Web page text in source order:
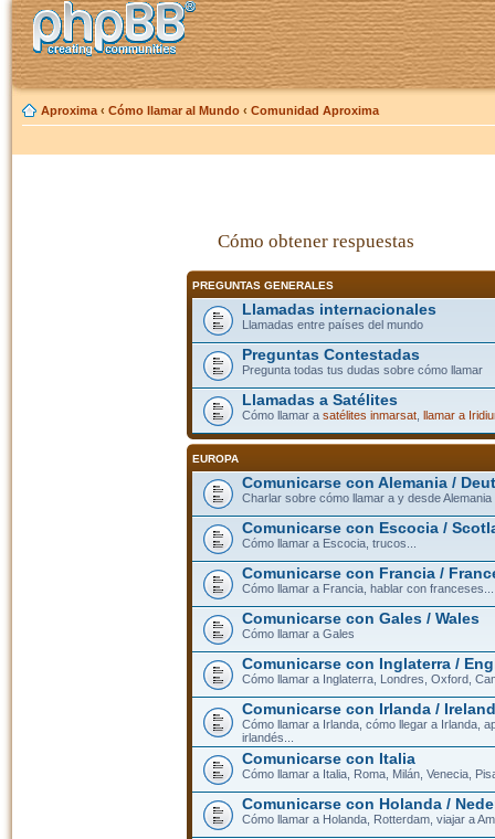
Aproxima ‹ Cómo llamar al Mundo ‹ Comunidad Aproxima
Cómo obtener respuestas
PREGUNTAS GENERALES
Llamadas internacionales
Llamadas entre países del mundo
Preguntas Contestadas
Pregunta todas tus dudas sobre cómo llamar
Llamadas a Satélites
Cómo llamar a satélites inmarsat, llamar a
EUROPA
Comunicarse con Alemania /
Charlar sobre cómo llamar a y desde Alemania
Comunicarse con Escocia /
Cómo llamar a Escocia, trucos...
Comunicarse con Francia /
Cómo llamar a Francia, hablar con franceses...
Comunicarse con Gales / Wales
Cómo llamar a Gales
Comunicarse con Inglaterra /
Cómo llamar a Inglaterra, Londres, Oxford,
Comunicarse con Irlanda / Ireland
Cómo llamar a Irlanda, cómo llegar a Irlanda,
irlandés...
Comunicarse con Italia
Cómo llamar a Italia, Roma, Milán, Venecia,
Comunicarse con Holanda /
Cómo llamar a Holanda, Rotterdam, viajar a